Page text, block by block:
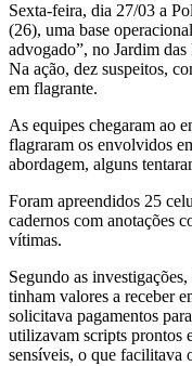
Sexta-feira, dia 27/03 a
(26), uma base
advogado”, no Jardim
Na ação, dez suspeitos,
em flagrante.
As equipes chegaram ao
flagraram os envolvidos
abordagem, alguns
Foram apreendidos 25
cadernos com anotações
vítimas.
Segundo as
tinham valores a receber
solicitava pagamentos
utilizavam scripts prontos
sensíveis, o que facilitava